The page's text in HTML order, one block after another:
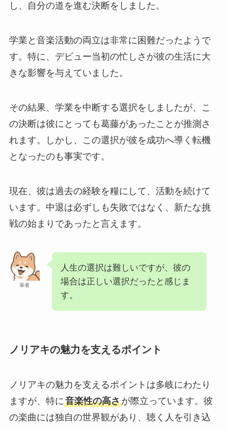
し、自分の道を進む決断をしました。
学業と音楽活動の両立は非常に困難だったようで
す。特に、デビュー当初の忙しさが彼の生活に大
きな影響を与えていました。
その結果、学業を中断する選択をしましたが、こ
の決断は彼にとっても葛藤があったことが推測さ
れます。しかし、この選択が彼を成功へ導く転機
となったのも事実です。
現在、彼は過去の経験を糧にして、活動を続けて
います。中退は必ずしも失敗ではなく、新たな挑
戦の始まりであったと言えます。
筆者
人生の選択は難しいですが、彼の
場合は正しい選択だったと感じま
す。
ノリアキの魅力を支えるポイント
ノリアキの魅力を支えるポイントは多岐にわたり
ますが、特に音楽性の高さが際立っています。彼
の楽曲には独自の世界観があり、聴く人を引き込